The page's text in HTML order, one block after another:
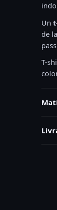
Un
de
T-